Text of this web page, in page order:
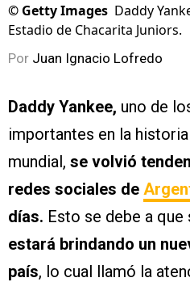
© Getty Images Daddy
Estadio de Chacarita Juniors.
Por Juan Ignacio Lofredo
Daddy Yankee, uno de
importantes en la
mundial, se volvió
redes sociales de
días. Esto se debe a
estará brindando un
país, lo cual llamó la